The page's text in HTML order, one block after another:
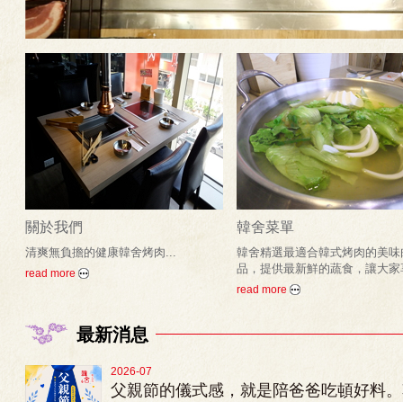
關於我們
清爽無負擔的健康韓舍烤肉...
read more
韓舍菜單
韓舍精選最適合韓式烤肉的美味
品，提供最新鮮的蔬食，讓大
read more
最新消息
2026-07
父親節的儀式感，就是陪爸爸吃頓好料